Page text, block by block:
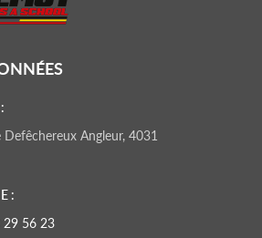
Defêchereux Angleur, 4031
:
29 56 23